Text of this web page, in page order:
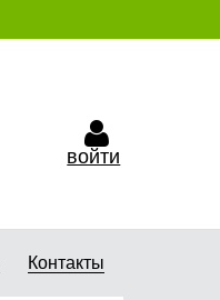
войти
Контакты